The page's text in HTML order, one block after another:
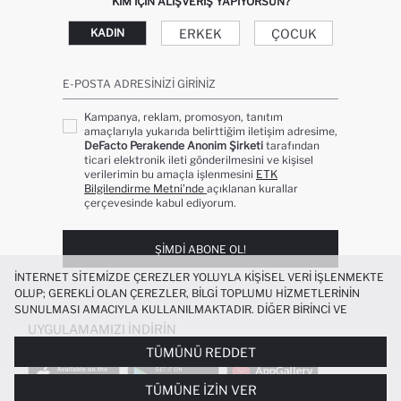
UNISEX SERT KAPAKLI ÇEKÇEKLI KÜÇÜK
KADIN ERKEK ÇOCUK
E-POSTA ADRESINIZI GIRINIZ
Kampanya, reklam, promosyon, tanıtım
amaçlarıyla yukarıda belirttiğim iletişim adresime,
DeFacto Perakende Anonim Şirketi tarafından
ticari elektronik ileti gönderilmesini ve kişisel
verilerimin bu amaçla işlenmesini ETK
Bilgilendirme Metni’nde açıklanan kurallar
çerçevesinde kabul ediyorum.
ŞIMDI ABONE OL!
UYGULAMAMIZI İNDIRIN
İNTERNET SITEMIZDE ÇEREZLER YOLUYLA KIŞISEL VERI IŞLENMEKTE
OLUP; GEREKLI OLAN ÇEREZLER, BILGI TOPLUMU HIZMETLERININ
SUNULMASI AMACIYLA KULLANILMAKTADIR. DIĞER BIRINCI VE
ÜÇÜNCÜ TARAF ÇEREZLER ISE SIZE DAHA IYI BIR ALIŞVERIŞ
DENEYIMI SUNULABILMESI, SITEMIZIN DAHA IŞLEVSEL KILINMASI VE
KIŞISELLEŞTIRMESI VE AÇIK RIZA VERMENIZ HALINDE, SIZLERE
YÖNELIK PAZARLAMA FAALIYETLERININ YAPILMASI AMAÇLARIYLA
SINIRLI OLARAK KULLANILACAKTIR. ÇEREZLERE DAIR TERCIHLERINIZI
TÜMÜNÜ REDDET
TÜMÜNE İZIN VER